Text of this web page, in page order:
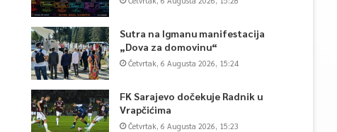
Sutra na Igmanu manifestacija
„Dova za domovinu“
Četvrtak, 6 Augusta 2026, 15:24
FK Sarajevo dočekuje Radnik u
Vrapčićima
Četvrtak, 6 Augusta 2026, 15:23